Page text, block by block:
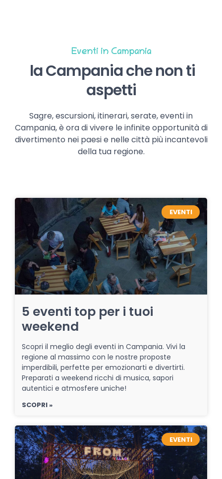
Eventi in Campania
la Campania che non ti
aspetti
Sagre, escursioni, itinerari, serate, eventi in
Campania, è ora di vivere le infinite opportunità di
divertimento nei paesi e nelle città più incantevoli
della tua regione.
EVENTI
5 eventi top per i tuoi
weekend
Scopri il meglio degli eventi in Campania. Vivi la
regione al massimo con le nostre proposte
imperdibili, perfette per emozionarti e divertirti.
Preparati a weekend ricchi di musica, sapori
autentici e atmosfere uniche!
SCOPRI »
EVENTI